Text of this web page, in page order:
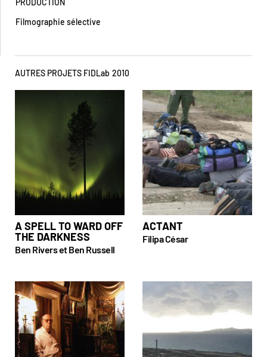
PRODUCTION
Filmographie sélective
AUTRES PROJETS FIDLab 2010
A SPELL TO WARD OFF
THE DARKNESS
Ben Rivers et Ben Russell
ACTANT
Filipa César